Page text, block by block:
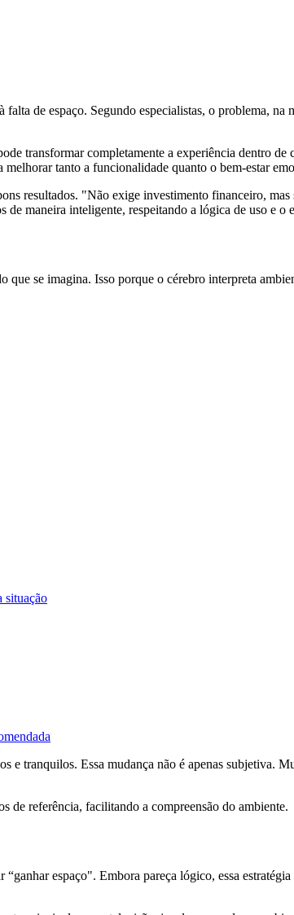
de espaço. Segundo especialistas, o problema,
transformar completamente a experiência dentro de
tanto a funcionalidade quanto o bem-estar
resultados. "Não exige investimento financeiro,
de maneira inteligente, respeitando a lógica de uso e o
se imagina. Isso porque o cérebro interpreta
situação
tranquilos. Essa mudança não é apenas subjetiva.
de referência, facilitando a compreensão do ambiente.
espaço". Embora pareça lógico, essa